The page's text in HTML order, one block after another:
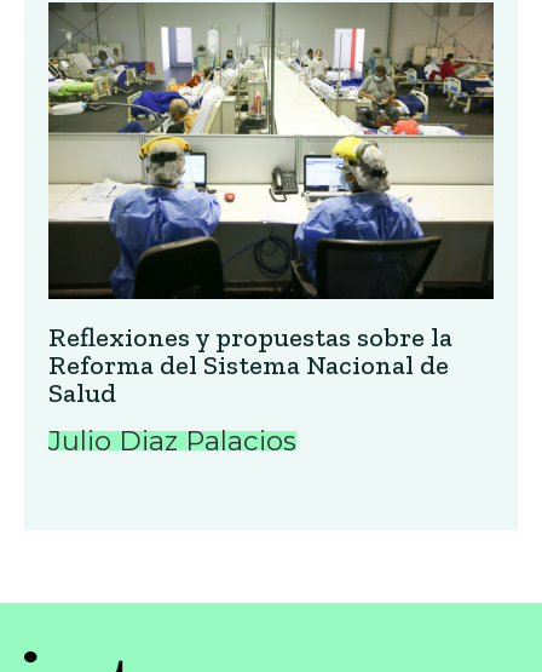
Reflexiones y propuestas sobre la
Reforma del Sistema Nacional de
Salud
Julio Diaz Palacios